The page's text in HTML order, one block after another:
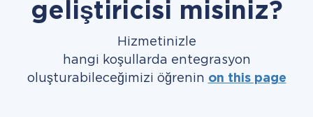
geliştiricisi misiniz?
Hizmetinizle
hangi koşullarda entegrasyon
oluşturabileceğimizi öğrenin on this page